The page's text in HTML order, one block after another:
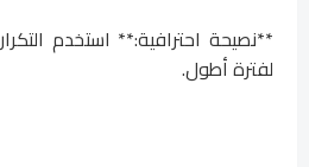
**نصيحة احترافية:** استخدم
لفترة أطول.